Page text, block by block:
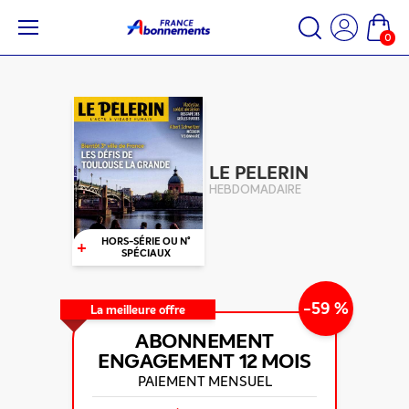
0
+
HORS-SÉRIE OU N°
SPÉCIAUX
LE PELERIN
HEBDOMADAIRE
La meilleure offre -59 %
ABONNEMENT
ENGAGEMENT12 MOIS
PAIEMENT MENSUEL